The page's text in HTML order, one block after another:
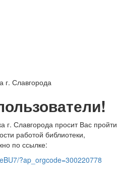
г. Славгорода
г. Славгорода просит Вас пройти
работой библиотеки,
по ссылке:
?ap_orgcode=300220778